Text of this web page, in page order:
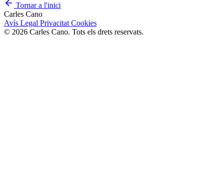
Tornar a l'inici
Carles Cano
Avís Legal Privacitat Cookies
© 2026 Carles Cano. Tots els drets reservats.